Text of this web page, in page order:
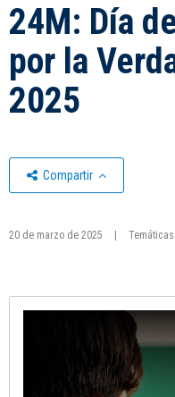
24M: Día
por la
2025
Compartir
20 de marzo de 2025 Temáticas